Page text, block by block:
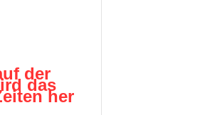
der
das
her